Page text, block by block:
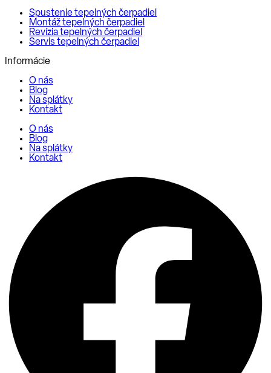
Spustenie tepelných čerpadiel
Montáž tepelných čerpadiel
Revízia tepelných čerpadiel
Servis tepelných čerpadiel
Informácie
O nás
Blog
Na splátky
Kontakt
O nás
Blog
Na splátky
Kontakt